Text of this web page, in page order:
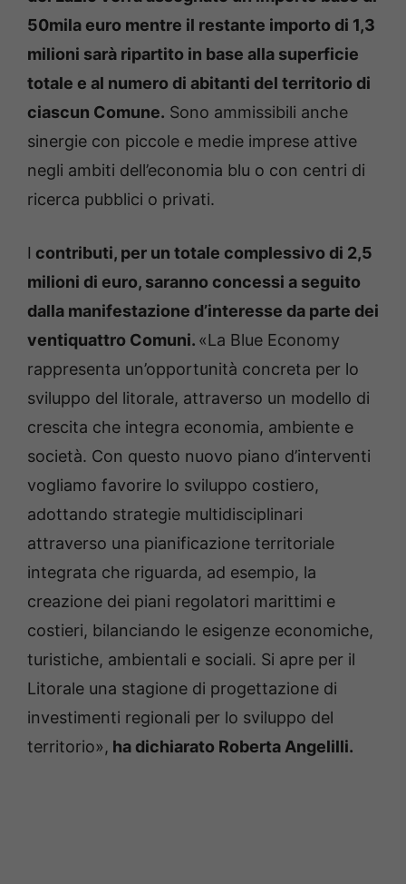
50mila euro mentre il restante importo di 1,3
milioni sarà ripartito in base alla superficie
totale e al numero di abitanti del territorio di
ciascun Comune. Sono ammissibili anche
sinergie con piccole e medie imprese attive
negli ambiti dell’economia blu o con centri di
ricerca pubblici o privati.
I contributi, per un totale complessivo di 2,5
milioni di euro, saranno concessi a seguito
dalla manifestazione d’interesse da parte dei
ventiquattro Comuni. «La Blue Economy
rappresenta un’opportunità concreta per lo
sviluppo del litorale, attraverso un modello di
crescita che integra economia, ambiente e
società. Con questo nuovo piano d’interventi
vogliamo favorire lo sviluppo costiero,
adottando strategie multidisciplinari
attraverso una pianificazione territoriale
integrata che riguarda, ad esempio, la
creazione dei piani regolatori marittimi e
costieri, bilanciando le esigenze economiche,
turistiche, ambientali e sociali. Si apre per il
Litorale una stagione di progettazione di
investimenti regionali per lo sviluppo del
territorio», ha dichiarato Roberta Angelilli.